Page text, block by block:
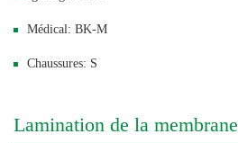
Médical: BK-M
Chaussures: S
Lamination de la membrane